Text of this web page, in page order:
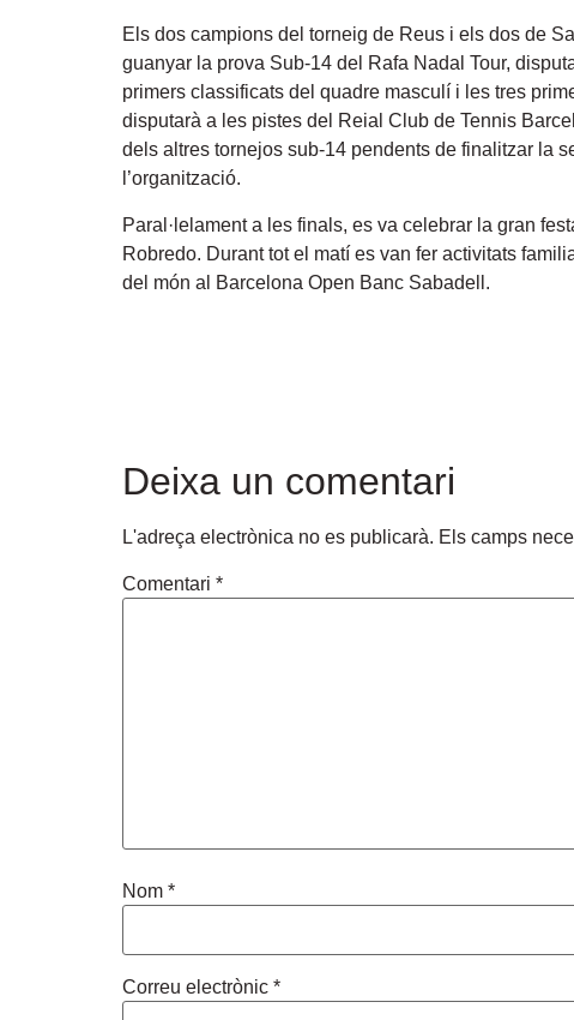
Els dos campions del torneig de Reus i els dos de
guanyar la prova Sub-14 del Rafa Nadal Tour,
primers classificats del quadre masculí i les tres
disputarà a les pistes del Reial Club de Tennis
dels altres tornejos sub-14 pendents de finalitzar la
l’organització.
Paral·lelament a les finals, es va celebrar la gran
Robredo. Durant tot el matí es van fer activitats
del món al Barcelona Open Banc Sabadell.
Deixa un comentari
L'adreça electrònica no es publicarà. Els camps
Comentari *
Nom *
Correu electrònic *